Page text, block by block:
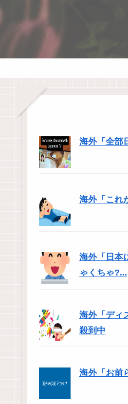
海外「全部
海外「これ
海外「日本
ゃくちゃ?...
海外「ディ
殺到中
海外「お前